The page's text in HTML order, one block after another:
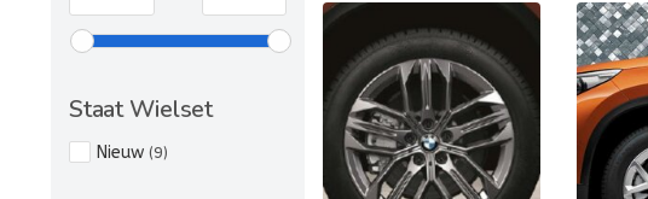
Staat Wielset
Nieuw (9)